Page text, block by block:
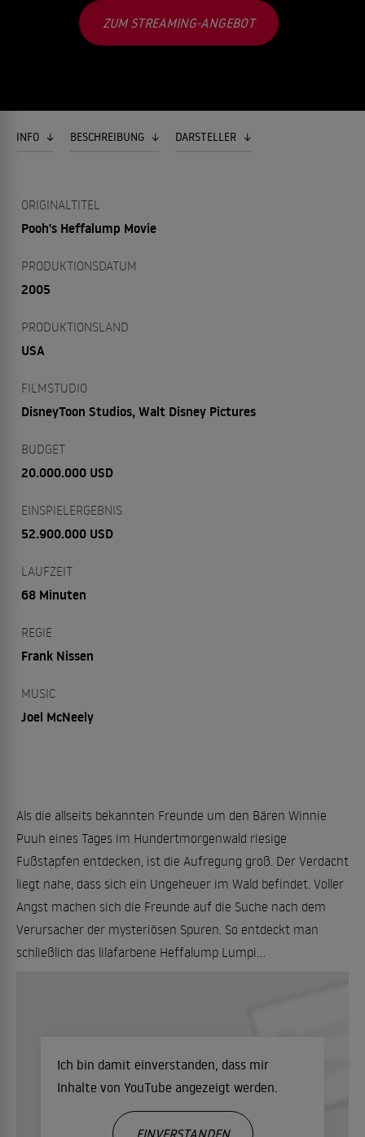
ZUM STREAMING-ANGEBOT
INFO BESCHREIBUNG DARSTELLER
ORIGINALTITEL
Pooh's Heffalump Movie
PRODUKTIONSDATUM
2005
PRODUKTIONSLAND
USA
FILMSTUDIO
DisneyToon Studios, Walt Disney Pictures
BUDGET
20.000.000 USD
EINSPIELERGEBNIS
52.900.000 USD
LAUFZEIT
68 Minuten
REGIE
Frank Nissen
MUSIC
Joel McNeely
Als die allseits bekannten Freunde um den Bären Winnie
Puuh eines Tages im Hundertmorgenwald riesige
Fußstapfen entdecken, ist die Aufregung groß. Der Verdacht
liegt nahe, dass sich ein Ungeheuer im Wald befindet. Voller
Angst machen sich die Freunde auf die Suche nach dem
Verursacher der mysteriösen Spuren. So entdeckt man
schließlich das lilafarbene Heffalump Lumpi...
Ich bin damit einverstanden, dass mir
Inhalte von YouTube angezeigt werden.
EINVERSTANDEN